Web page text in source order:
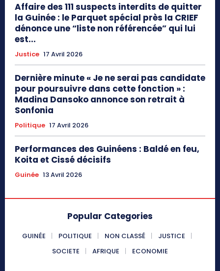
Affaire des 111 suspects interdits de quitter
la Guinée : le Parquet spécial près la CRIEF
dénonce une “liste non référencée” qui lui
est...
Justice 17 Avril 2026
Dernière minute « Je ne serai pas candidate
pour poursuivre dans cette fonction » :
Madina Dansoko annonce son retrait à
Sonfonia
Politique 17 Avril 2026
Performances des Guinéens : Baldé en feu,
Koita et Cissé décisifs
Guinée 13 Avril 2026
Popular Categories
GUINÉE POLITIQUE NON CLASSÉ
JUSTICE
SOCIETE
AFRIQUE ECONOMIE